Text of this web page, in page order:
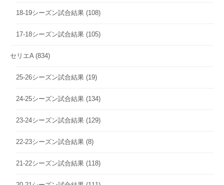
18-19シーズン試合結果 (108)
17-18シーズン試合結果 (105)
セリエA(834)
25-26シーズン試合結果 (19)
24-25シーズン試合結果 (134)
23-24シーズン試合結果 (129)
22-23シーズン試合結果 (8)
21-22シーズン試合結果 (118)